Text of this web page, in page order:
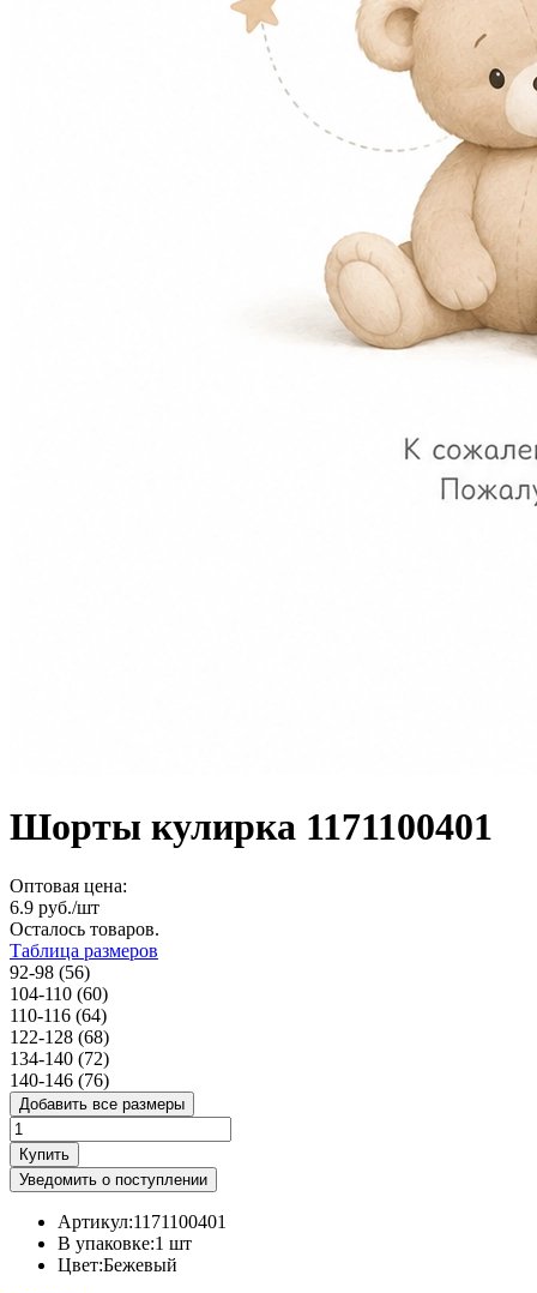
Шорты кулирка 1171100401
Оптовая цена:
6.9 руб./шт
Осталось товаров.
Таблица размеров
92-98 (56)
104-110 (60)
110-116 (64)
122-128 (68)
134-140 (72)
140-146 (76)
Добавить все размеры
Купить
Уведомить о поступлении
Артикул:1171100401
В упаковке:1 шт
Цвет:Бежевый